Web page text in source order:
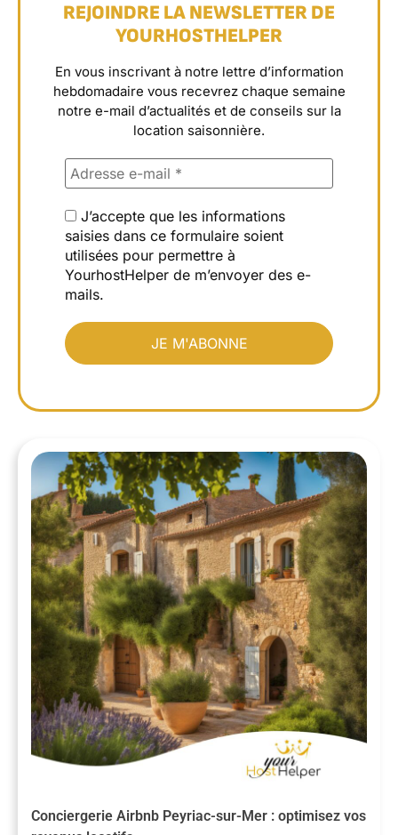
REJOINDRE LA NEWSLETTER DE
YOURHOSTHELPER
En vous inscrivant à notre lettre d’information
hebdomadaire vous recevrez chaque semaine
notre e-mail d’actualités et de conseils sur la
location saisonnière.
J’accepte que les informations
saisies dans ce formulaire soient
utilisées pour permettre à
YourhostHelper de m’envoyer des e-
mails.
Conciergerie Airbnb Peyriac-sur-Mer : optimisez vos